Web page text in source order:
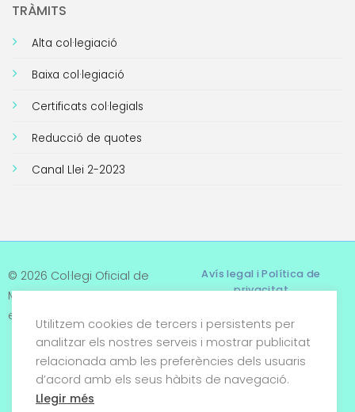
TRÀMITS
Alta col·legiació
Baixa col·legiació
Certificats col·legials
Reducció de quotes
Canal Llei 2-2023
© 2026 Col·legi Oficial de
Metges de Tarragona. Tots
els drets reservats
Avís legal i Política de
privacitat
Termes i condicions
Política de cookies
Utilitzem cookies de tercers i persistents per
analitzar els nostres serveis i mostrar publicitat
relacionada amb les preferències dels usuaris
d’acord amb els seus hàbits de navegació.
Llegir més